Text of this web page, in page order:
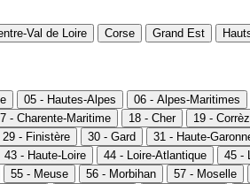
Val de Loire Corse Grand Est
05 - Hautes-Alpes 06 - Alpes-Maritimes
- Charente-Maritime 18 - Cher 19 -
29 - Finistère 30 - Gard 31 - Haute-
43 - Haute-Loire 44 - Loire-Atlantique 45 -
55 - Meuse 56 - Morbihan 57 - Moselle